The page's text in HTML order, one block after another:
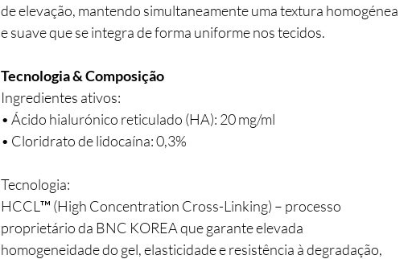
de elevação, mantendo simultaneamente uma textura homogénea
e suave que se integra de forma uniforme nos tecidos.
Tecnologia & Composição
Ingredientes ativos:
• Ácido hialurónico reticulado (HA): 20 mg/ml
• Cloridrato de lidocaína: 0,3%
Tecnologia:
HCCL™ (High Concentration Cross-Linking) – processo
proprietário da BNC KOREA que garante elevada
homogeneidade do gel, elasticidade e resistência à degradação,